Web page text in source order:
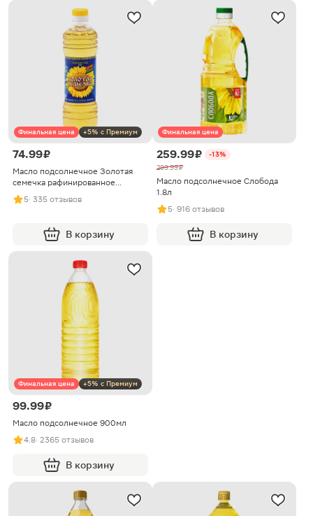
Финальная цена +5% с Премиум
74.99 ₽
Масло подсолнечное Золотая
семечка рафинированное
дезодорированное 500мл
5· 335 отзывов
В корзину
Финальная цена
259.99 ₽
-13%
299.99 ₽
Масло подсолнечное Слобода
1.8л
5· 916 отзывов
В корзину
Финальная цена +5% с Премиум
99.99 ₽
Масло подсолнечное 900мл
4.8· 2365 отзывов
В корзину